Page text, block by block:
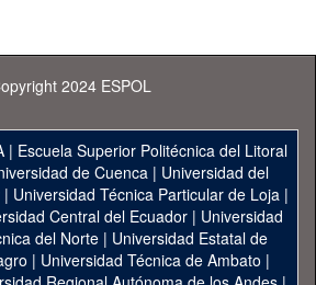
2024 ESPOL
| Escuela Superior Politécnica del Litoral
de Cuenca| Universidad del
| Universidad Técnica Particular de Loja|
Central del Ecuador| Universidad
del Norte | Universidad Estatal de
| Universidad Técnica de Ambato |